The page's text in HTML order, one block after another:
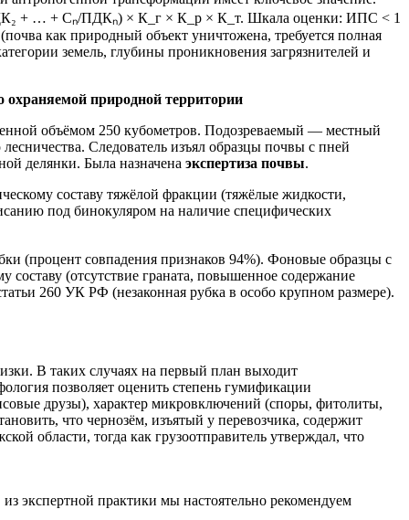
+ … + Сₙ/ПДКₙ) × К_г × К_р × К_т. Шкала оценки: ИПС < 1
как природный объект уничтожена, требуется полная
земель, глубины проникновения загрязнителей и
охраняемой природной территории
объёмом 250 кубометров. Подозреваемый — местный
Следователь изъял образцы почвы с пней
делянки. Была назначена экспертиза почвы.
составу тяжёлой фракции (тяжёлые жидкости,
под бинокуляром на наличие специфических
(процент совпадения признаков 94%). Фоновые образцы с
(отсутствие граната, повышенное содержание
260 УК РФ (незаконная рубка в особо крупном размере).
В таких случаях на первый план выходит
позволяет оценить степень гумификации
друзы), характер микровключений (споры, фитолиты,
что чернозём, изъятый у перевозчика, содержит
области, тогда как грузоотправитель утверждал, что
экспертной практики мы настоятельно рекомендуем